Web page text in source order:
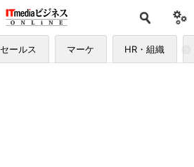
セールス マーケ HR・組織